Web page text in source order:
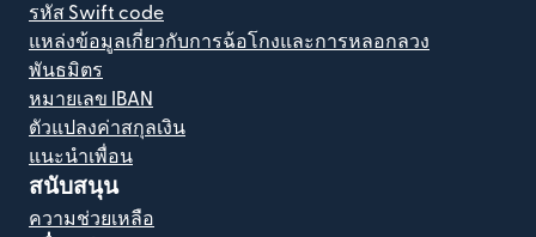
รหัส Swift code
แหล่งข้อมูลเกี่ยวกับการฉ้อโกงและการหลอกลวง
พันธมิตร
หมายเลข IBAN
ตัวแปลงค่าสกุลเงิน
แนะนำเพื่อน
สนับสนุน
ความช่วยเหลือ